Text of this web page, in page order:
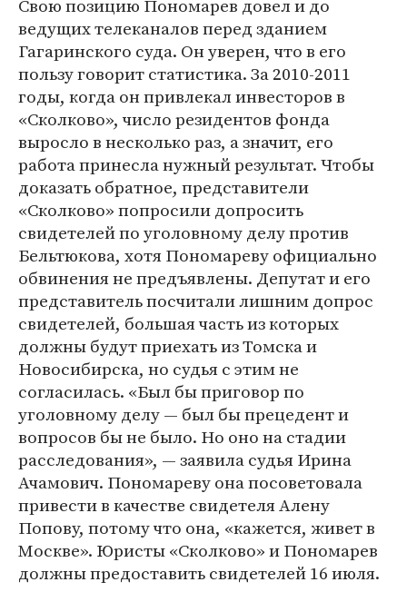
Свою позицию Пономарев довел и до
ведущих телеканалов перед зданием
Гагаринского суда. Он уверен, что в его
пользу говорит статистика. За 2010-2011
годы, когда он привлекал инвесторов в
«Сколково», число резидентов фонда
выросло в несколько раз, а значит, его
работа принесла нужный результат. Чтобы
доказать обратное, представители
«Сколково» попросили допросить
свидетелей по уголовному делу против
Бельтюкова, хотя Пономареву официально
обвинения не предъявлены. Депутат и его
представитель посчитали лишним допрос
свидетелей, большая часть из которых
должны будут приехать из Томска и
Новосибирска, но судья с этим не
согласилась. «Был бы приговор по
уголовному делу ― был бы прецедент и
вопросов бы не было. Но оно на стадии
расследования», ― заявила судья Ирина
Ачамович. Пономареву она посоветовала
привести в качестве свидетеля Алену
Попову, потому что она, «кажется, живет в
Москве». Юристы «Сколково» и Пономарев
должны предоставить свидетелей 16 июля.